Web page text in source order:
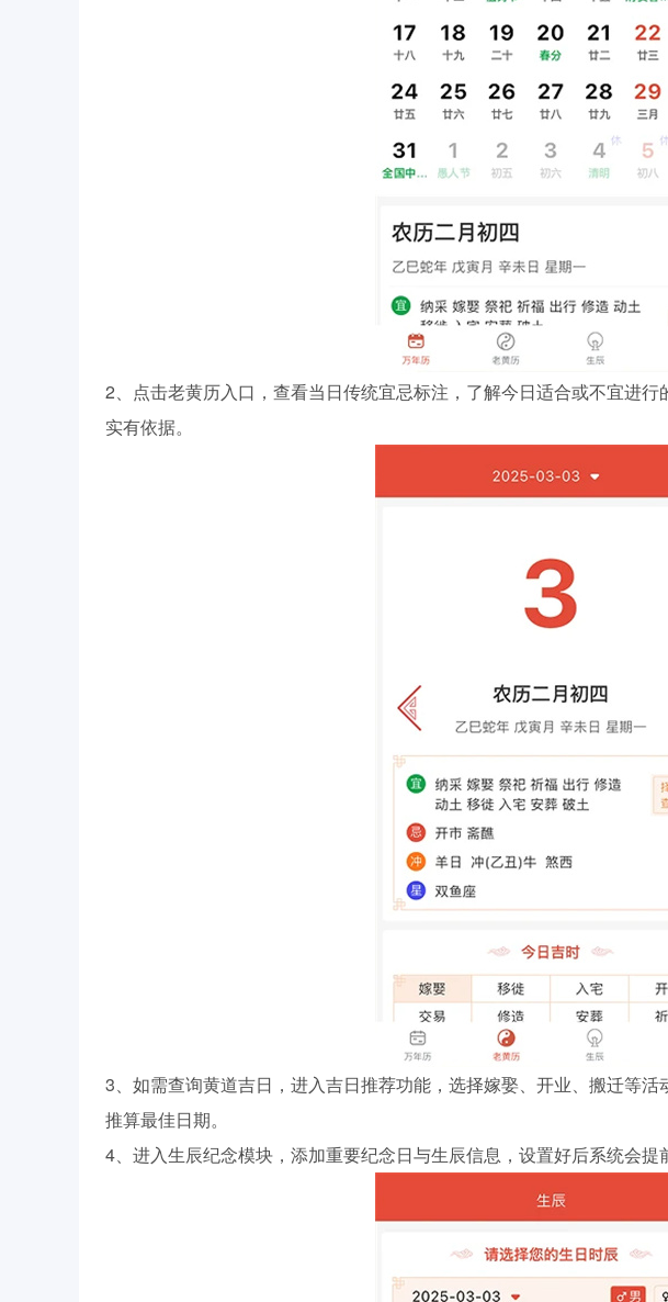
2、点击老黄历入口，查看当日传统宜忌标注，了解今日适合或不宜进
实有依据。
3、如需查询黄道吉日，进入吉日推荐功能，选择嫁娶、开业、搬迁等
推算最佳日期。
4、进入生辰纪念模块，添加重要纪念日与生辰信息，设置好后系统会提